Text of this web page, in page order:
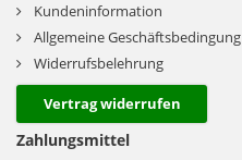
Kundeninformation
Allgemeine Geschäftsbedingung
Widerrufsbelehrung
Vertrag widerrufen
Zahlungsmittel